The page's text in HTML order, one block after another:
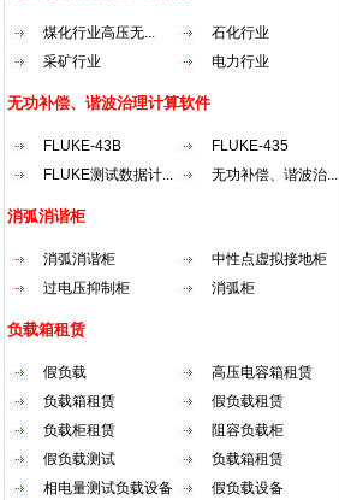
煤化行业高压无...
石化行业
采矿行业
电力行业
无功补偿、谐波治理计算软件
FLUKE-43B
FLUKE-435
FLUKE测试数据计...
无功补偿、谐波治...
消弧消谐柜
消弧消谐柜
中性点虚拟接地柜
过电压抑制柜
消弧柜
负载箱租赁
假负载
高压电容箱租赁
负载箱租赁
假负载租赁
负载柜租赁
阻容负载柜
假负载测试
负载箱租赁
相电量测试负载设备
假负载设备